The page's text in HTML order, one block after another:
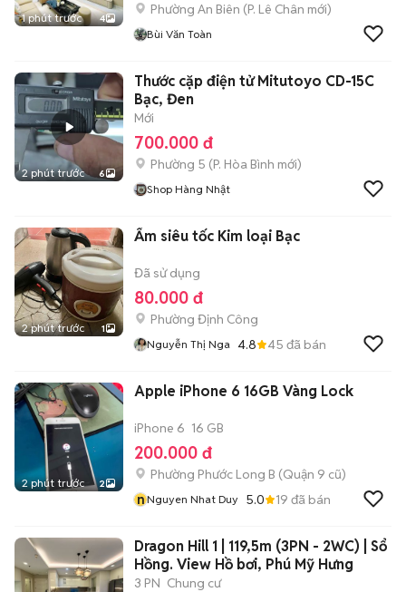
1 phút trước 4
Phường An Biên (P. Lê Chân mới)
Bùi Văn Toàn
2 phút trước 6
Thước cặp điện tử Mitutoyo CD-15C
Bạc, Đen
Mới
700.000 đ
Phường 5 (P. Hòa Bình mới)
Shop Hàng Nhật
2 phút trước 1
Ấm siêu tốc Kim loại Bạc
Đã sử dụng
80.000 đ
Phường Định Công
Nguyễn Thị Nga 4.8 45 đã bán
2 phút trước 2
Apple iPhone 6 16GB Vàng Lock
iPhone 6 16 GB
200.000 đ
Phường Phước Long B (Quận 9 cũ)
nNguyen Nhat Duy 5.0 19 đã bán
Dragon Hill 1 | 119,5m (3PN - 2WC) | Sổ
Hồng. View Hồ bơi, Phú Mỹ Hưng
3 PN Chung cư